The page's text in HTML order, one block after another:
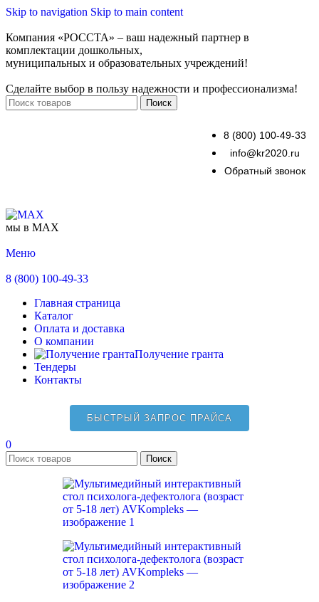
Skip to navigation Skip to main content
Компания «РОССТА» – ваш надежный партнер в
комплектации дошкольных,
муниципальных и образовательных учреждений!
Сделайте выбор в пользу надежности и профессионализма!
Поиск
8 (800) 100-49-33
info@kr2020.ru
Обратный звонок
мы в MAX
Меню
8 (800) 100-49-33
Главная страница
Каталог
Оплата и доставка
О компании
Получение гранта
Тендеры
Контакты
БЫСТРЫЙ ЗАПРОС ПРАЙСА
0
Поиск